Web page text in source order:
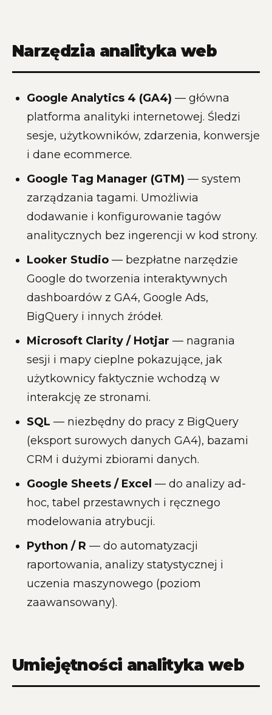
Narzędzia analityka web
Google Analytics 4 (GA4) — główna
platforma analityki internetowej. Śledzi
sesje, użytkowników, zdarzenia, konwersje
i dane ecommerce.
Google Tag Manager (GTM) — system
zarządzania tagami. Umożliwia
dodawanie i konfigurowanie tagów
analitycznych bez ingerencji w kod strony.
Looker Studio — bezpłatne narzędzie
Google do tworzenia interaktywnych
dashboardów z GA4, Google Ads,
BigQuery i innych źródeł.
Microsoft Clarity / Hotjar — nagrania
sesji i mapy cieplne pokazujące, jak
użytkownicy faktycznie wchodzą w
interakcję ze stronami.
SQL — niezbędny do pracy z BigQuery
(eksport surowych danych GA4), bazami
CRM i dużymi zbiorami danych.
Google Sheets / Excel — do analizy ad-
hoc, tabel przestawnych i ręcznego
modelowania atrybucji.
Python / R — do automatyzacji
raportowania, analizy statystycznej i
uczenia maszynowego (poziom
zaawansowany).
Umiejętności analityka web